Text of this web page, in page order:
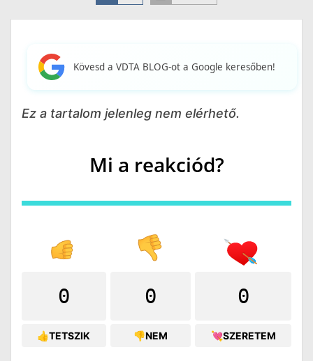
Kövesd a VDTA BLOG-ot a Google keresőben!
Ez a tartalom jelenleg nem elérhető.
Mi a reakciód?
0
👍TETSZIK
0
👎NEM
0
💘SZERETEM